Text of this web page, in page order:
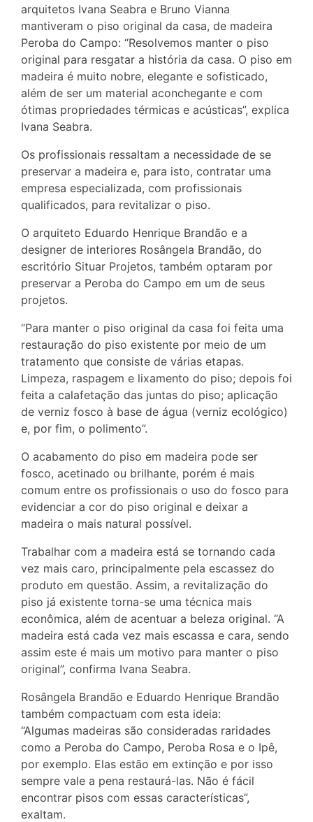
arquitetos Ivana Seabra e Bruno Vianna
mantiveram o piso original da casa, de madeira
Peroba do Campo: “Resolvemos manter o piso
original para resgatar a história da casa. O piso em
madeira é muito nobre, elegante e sofisticado,
além de ser um material aconchegante e com
ótimas propriedades térmicas e acústicas”, explica
Ivana Seabra.
Os profissionais ressaltam a necessidade de se
preservar a madeira e, para isto, contratar uma
empresa especializada, com profissionais
qualificados, para revitalizar o piso.
O arquiteto Eduardo Henrique Brandão e a
designer de interiores Rosângela Brandão, do
escritório Situar Projetos, também optaram por
preservar a Peroba do Campo em um de seus
projetos.
“Para manter o piso original da casa foi feita uma
restauração do piso existente por meio de um
tratamento que consiste de várias etapas.
Limpeza, raspagem e lixamento do piso; depois foi
feita a calafetação das juntas do piso; aplicação
de verniz fosco à base de água (verniz ecológico)
e, por fim, o polimento”.
O acabamento do piso em madeira pode ser
fosco, acetinado ou brilhante, porém é mais
comum entre os profissionais o uso do fosco para
evidenciar a cor do piso original e deixar a
madeira o mais natural possível.
Trabalhar com a madeira está se tornando cada
vez mais caro, principalmente pela escassez do
produto em questão. Assim, a revitalização do
piso já existente torna-se uma técnica mais
econômica, além de acentuar a beleza original. “A
madeira está cada vez mais escassa e cara, sendo
assim este é mais um motivo para manter o piso
original”, confirma Ivana Seabra.
Rosângela Brandão e Eduardo Henrique Brandão
também compactuam com esta ideia:
“Algumas madeiras são consideradas raridades
como a Peroba do Campo, Peroba Rosa e o Ipê,
por exemplo. Elas estão em extinção e por isso
sempre vale a pena restaurá-las. Não é fácil
encontrar pisos com essas características”,
exaltam.